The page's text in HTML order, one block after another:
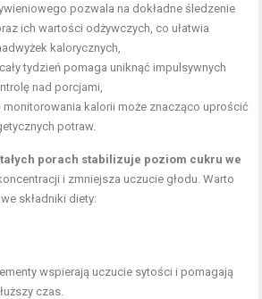
pozwala na dokładne śledzenie
ich wartości odżywczych, co ułatwia
kalorycznych,
tydzień pomaga uniknąć impulsywnych
nad porcjami,
kalorii może znacząco uprościć
potraw.
porach stabilizuje poziom cukru we
i zmniejsza uczucie głodu. Warto
składniki diety:
wspierają uczucie sytości i pomagają
czas.